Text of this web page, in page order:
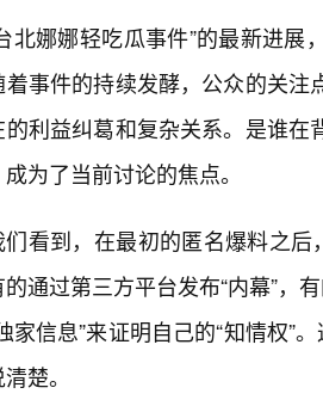
北娜娜轻吃瓜事件”的最新进
着事件的持续发酵，公众的关
的利益纠葛和复杂关系。是谁
为了当前讨论的焦点。
们看到，在最初的匿名爆料之后
通过第三方平台发布“内幕”，
家信息”来证明自己的“知情权”
楚。